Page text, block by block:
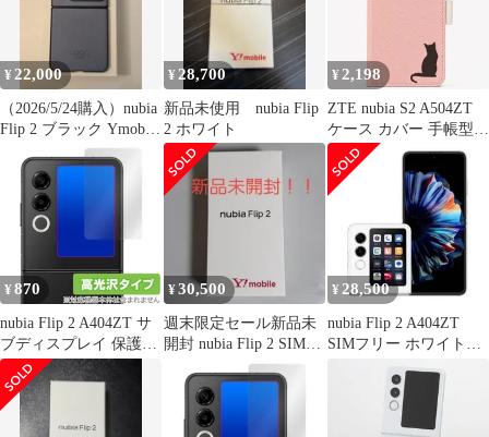
¥ 22,000
（2026/5/24購入）nubia
Flip 2 ブラック Ymobile
¥ 28,700
新品未使用 nubia Flip
2 ホワイト
¥ 2,198
ZTE nubia S2 A504ZT
ケース カバー 手帳型
猫 ねこ nubia S2ケース
nubia S2カバー ヌビア
S2ケース ヌビアS2カバ
ー "q-2m-27-dn03
¥ 870
nubia Flip 2 A404ZT サ
ブディスプレイ 保護フ
ィルム OverLay Brilliant
for ヌビア フリップ ツ
ー 指紋がつきにくい 指
紋防止 高光沢
¥30,500
週末限定セール新品未
開封 nubia Flip 2 SIMフ
リー ブラック
¥ 28,500
nubia Flip 2 A404ZT
SIMフリー ホワイト